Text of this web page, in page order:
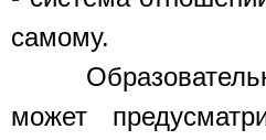
самому.
может